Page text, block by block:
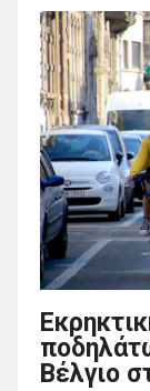
Βέλγιο